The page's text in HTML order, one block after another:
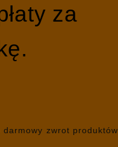
za
darmowy zwrot produktów